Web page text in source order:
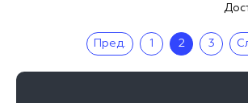
Пред. 1 2 3